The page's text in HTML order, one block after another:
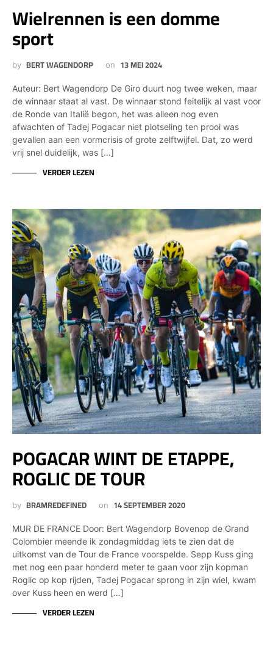
Wielrennen is een domme
sport
by BERT WAGENDORP on 13 MEI 2024
Auteur: Bert Wagendorp De Giro duurt nog twee weken, maar
de winnaar staat al vast. De winnaar stond feitelijk al vast voor
de Ronde van Italië begon, het was alleen nog even
afwachten of Tadej Pogacar niet plotseling ten prooi was
gevallen aan een vormcrisis of grote zelftwijfel. Dat, zo werd
vrij snel duidelijk, was […]
VERDER LEZEN
POGACAR WINT DE ETAPPE,
ROGLIC DE TOUR
by BRAMREDEFINED on 14 SEPTEMBER 2020
MUR DE FRANCE Door: Bert Wagendorp Bovenop de Grand
Colombier meende ik zondagmiddag iets te zien dat de
uitkomst van de Tour de France voorspelde. Sepp Kuss ging
met nog een paar honderd meter te gaan voor zijn kopman
Roglic op kop rijden, Tadej Pogacar sprong in zijn wiel, kwam
over Kuss heen en werd […]
VERDER LEZEN